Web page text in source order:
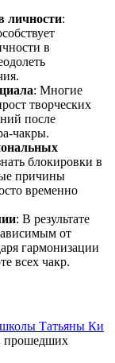
личности:
в
: Многие
творческих
после
чакры.
блокировки в
причины
временно
: В результате
от
гармонизации
всех чакр.
школы Татьяны Ки
прошедших